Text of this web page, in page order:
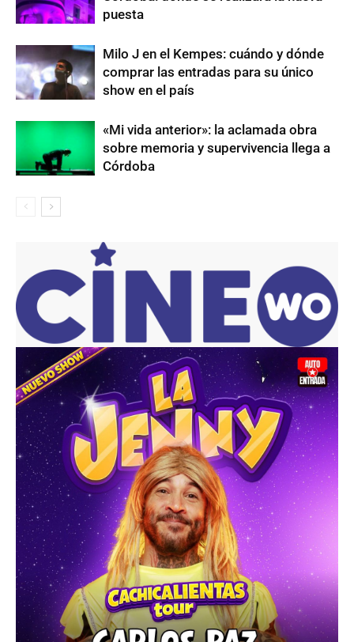
puesta
Milo J en el Kempes: cuándo y dónde
comprar las entradas para su único
show en el país
«Mi vida anterior»: la aclamada obra
sobre memoria y supervivencia llega a
Córdoba